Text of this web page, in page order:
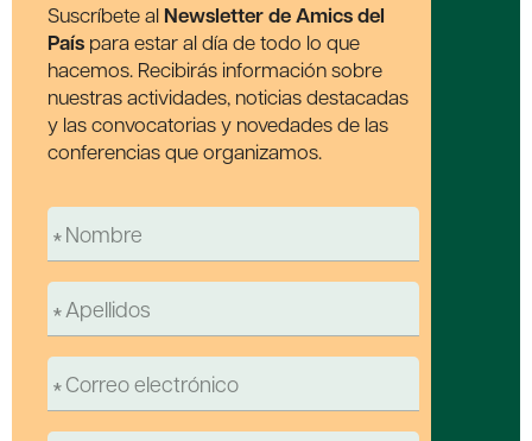
Suscríbete al Newsletter de Amics del
País para estar al día de todo lo que
hacemos. Recibirás información sobre
nuestras actividades, noticias destacadas
y las convocatorias y novedades de las
conferencias que organizamos.